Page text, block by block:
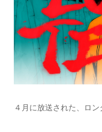
４月に放送された、ロ